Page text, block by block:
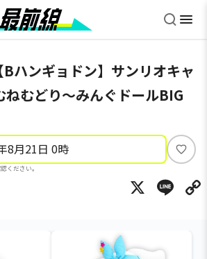
Bハンギョドン】サンリオキャ
ねむどり～みんぐドールBIG
8月21日 0時
ください。
い
ね
X